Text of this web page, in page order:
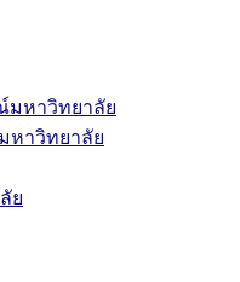
มหาวิทยาลัย
หาวิทยาลัย
ย